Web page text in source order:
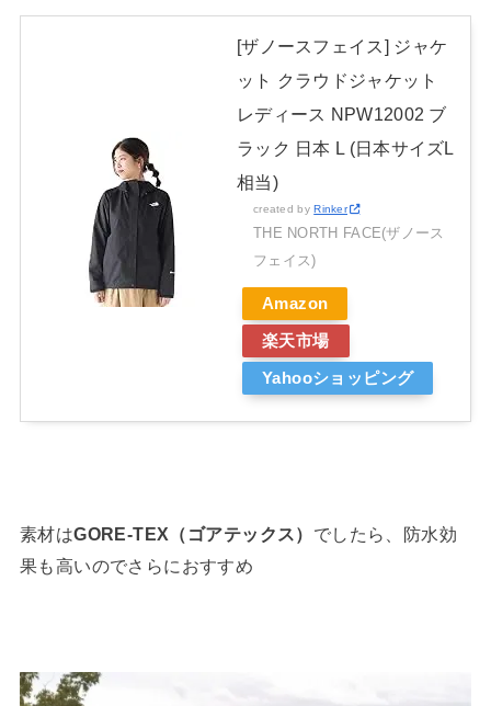
[ザノースフェイス] ジャケ
ット クラウドジャケット
レディース NPW12002 ブ
ラック 日本 L (日本サイズL
相当)
created byRinker
THE NORTH FACE(ザノース
フェイス)
Amazon
楽天市場
Yahooショッピング
素材はGORE-TEX（ゴアテックス） でしたら、防水効
果も高いのでさらにおすすめ